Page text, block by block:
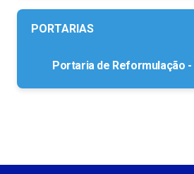
PORTARIAS
Portaria de Reformulação -